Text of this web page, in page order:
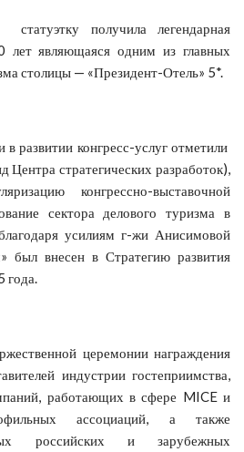
получила легендарная
лет являющаяся одним из главных
столицы — «Президент-Отель» 5*.
в развитии конгресс-услуг отметили
стратегических разработок),
конгрессно-выставочной
сектора делового туризма в
усилиям г-жи Анисимовой
был внесен в Стратегию развития
года.
церемонии награждения
индустрии гостеприимства,
работающих в сфере MICE и
ассоциаций, а также
российских и зарубежных